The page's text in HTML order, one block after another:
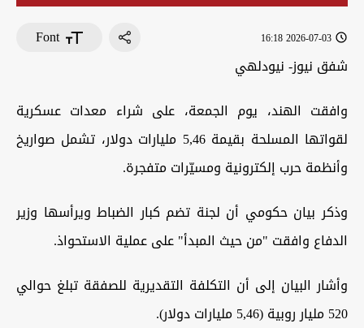
2026-07-03 16:18
Font
شفق نيوز- نيودلهي
وافقت الهند، يوم الجمعة، على شراء معدات عسكرية
لقواتها المسلحة بقيمة 5,46 مليارات دولار، تشمل صواريخ
وأنظمة حرب إلكترونية ومسيّرات متفجرة.
وذكر بيان حكومي أن لجنة تضم كبار الضباط ويرأسها وزير
الدفاع وافقت "من حيث المبدأ" على عملية الاستحواذ.
وأشار البيان إلى أن التكلفة التقديرية للصفقة تبلغ حوالي
520 مليار روبية (5,46 مليارات دولار).